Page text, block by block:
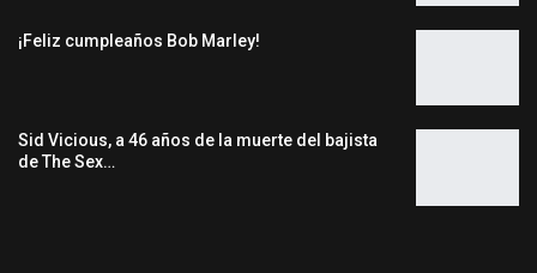
¡Feliz cumpleaños Bob Marley!
Sid Vicious, a 46 años de la muerte del bajista
de The Sex…